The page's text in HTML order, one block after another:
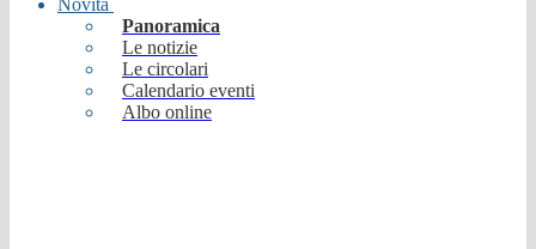
Novità
Panoramica
Le notizie
Le circolari
Calendario eventi
Albo online